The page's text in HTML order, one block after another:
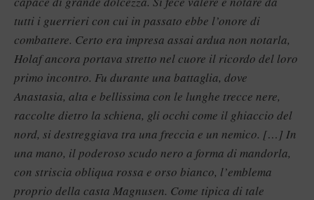
tutti i guerrieri con cui in passato ebbe l’onore di
combattere. Certo era impresa assai ardua non notarla,
Holaf ancora portava stretto nel cuore il ricordo del loro
primo incontro. Fu durante una battaglia, dove
Anastasia, alta e bellissima con le lunghe trecce nere,
raccolte dietro la schiena, gli occhi come il ghiaccio del
nord, si destreggiava tra una freccia e un nemico. […] In
una mano, il poderoso scudo nero a forma di mandorla,
con striscia obliqua rossa e orso bianco, l’emblema
proprio della casta Magnusen. Come tipica di tale